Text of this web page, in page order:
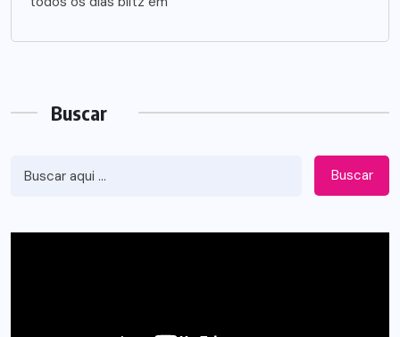
Buscar
Buscar